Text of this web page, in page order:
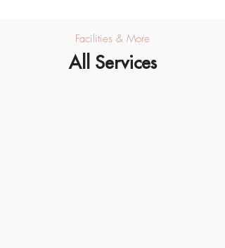
Facilities & More
All Services